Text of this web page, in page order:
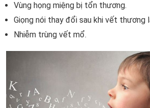
Vùng họng miệng bị tổn thương.
Giọng nói thay đổi sau khi vết thương
Nhiễm trùng vết mổ.